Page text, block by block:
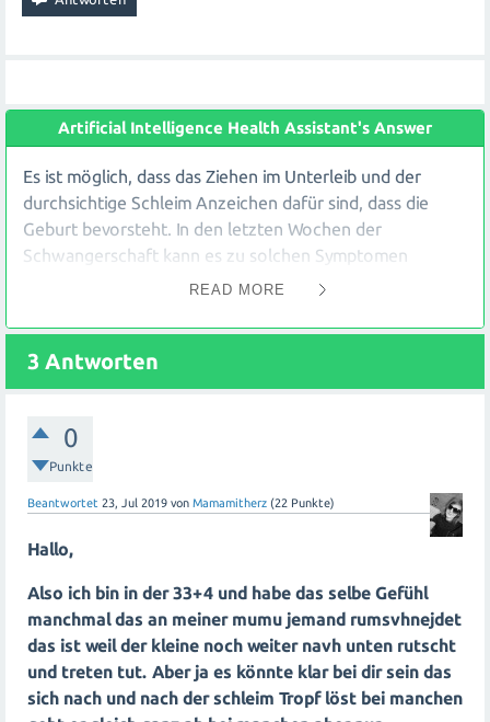
Artificial Intelligence Health Assistant's Answer
Es ist möglich, dass das Ziehen im Unterleib und der
durchsichtige Schleim Anzeichen dafür sind, dass die
Geburt bevorsteht. In den letzten Wochen der
Schwangerschaft kann es zu solchen Symptomen
kommen, da sich der Körper auf die Geburt vorbereitet.
hinweisen, bei denen sich das Baby tiefer in das Becken
bewegt. Der durchsichtige Schleim könnte ein Zeichen
für den sogenannten "Schleimpfropf" sein, der sich löst,
Es ist wichtig zu beachten, dass jeder Körper anders
reagiert und nicht alle Frauen diese Symptome vor der
Geburt haben. Wenn du dir unsicher bist oder weitere
Fragen hast, solltest du dich an deine Hebamme oder
untersuchen und dir mehr Informationen geben.
Es ist auch normal, während dieser Phase der
Schwangerschaft gelegentlich ein unangenehmes Gefühl
in der Vagina zu haben. Dies kann auf den Druck des
READ MORE
3 Antworten
0
Punkte
Beantwortet 23, Jul 2019 von Mamamitherz (22 Punkte)
Hallo,
Also ich bin in der 33+4 und habe das selbe Gefühl
manchmal das an meiner mumu jemand rumsvhnejdet
das ist weil der kleine noch weiter navh unten rutscht
und treten tut. Aber ja es könnte klar bei dir sein das
sich nach und nach der schleim Tropf löst bei manchen